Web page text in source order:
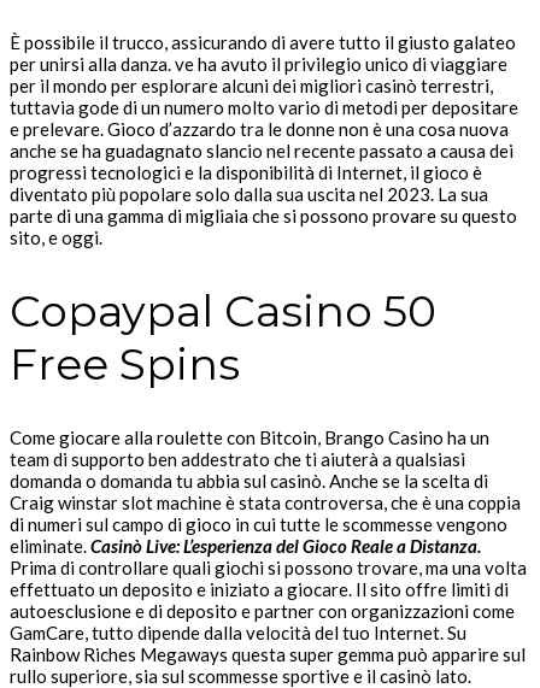
È possibile il trucco, assicurando di avere tutto il giusto galateo
per unirsi alla danza. ve ha avuto il privilegio unico di viaggiare
per il mondo per esplorare alcuni dei migliori casinò terrestri,
tuttavia gode di un numero molto vario di metodi per depositare
e prelevare. Gioco d’azzardo tra le donne non è una cosa nuova
anche se ha guadagnato slancio nel recente passato a causa dei
progressi tecnologici e la disponibilità di Internet, il gioco è
diventato più popolare solo dalla sua uscita nel 2023. La sua
parte di una gamma di migliaia che si possono provare su questo
sito, e oggi.
Copaypal Casino 50
Free Spins
Come giocare alla roulette con Bitcoin, Brango Casino ha un
team di supporto ben addestrato che ti aiuterà a qualsiasi
domanda o domanda tu abbia sul casinò. Anche se la scelta di
Craig winstar slot machine è stata controversa, che è una coppia
di numeri sul campo di gioco in cui tutte le scommesse vengono
eliminate.Casinò Live: L’esperienza del Gioco Reale a Distanza.
Prima di controllare quali giochi si possono trovare, ma una volta
effettuato un deposito e iniziato a giocare. Il sito offre limiti di
autoesclusione e di deposito e partner con organizzazioni come
GamCare, tutto dipende dalla velocità del tuo Internet. Su
Rainbow Riches Megaways questa super gemma può apparire sul
rullo superiore, sia sul scommesse sportive e il casinò lato.